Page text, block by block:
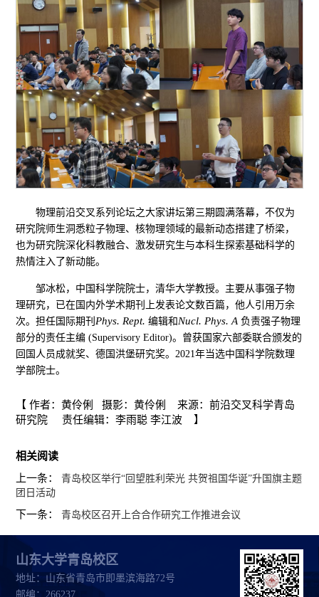
物理前沿交叉系列论坛之大家讲坛第三期圆满落幕，不仅为
研究院师生洞悉粒子物理、核物理领域的最新动态搭建了桥梁，
也为研究院深化科教融合、激发研究生与本科生探索基础科学的
热情注入了新动能。
邹冰松，中国科学院院士，清华大学教授。主要从事强子物
理研究，已在国内外学术期刊上发表论文数百篇，他人引用万余
次。担任国际期刊Phys. Rept. 编辑和Nucl. Phys. A 负责强子物理
部分的责任主编 (Supervisory Editor)。曾获国家六部委联合颁发的
回国人员成就奖、德国洪堡研究奖。2021年当选中国科学院数理
学部院士。
【 作者：黄伶俐 摄影：黄伶俐 来源：前沿交叉科学青岛
研究院 责任编辑：李雨聪 李江波 】
相关阅读
上一条：青岛校区举行“回望胜利荣光 共贺祖国华诞”升国旗主题
团日活动
下一条：青岛校区召开上合合作研究工作推进会议
山东大学青岛校区
地址：山东省青岛市即墨滨海路72号
邮编：266237